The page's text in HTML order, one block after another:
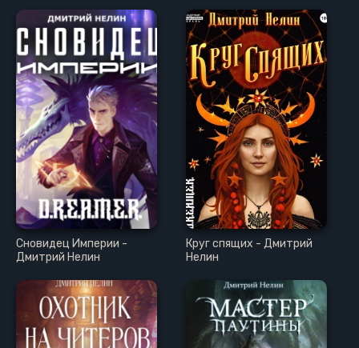
Сновидец Империи -
Дмитрий Нелин
Круг спящих - Дмитрий
Нелин